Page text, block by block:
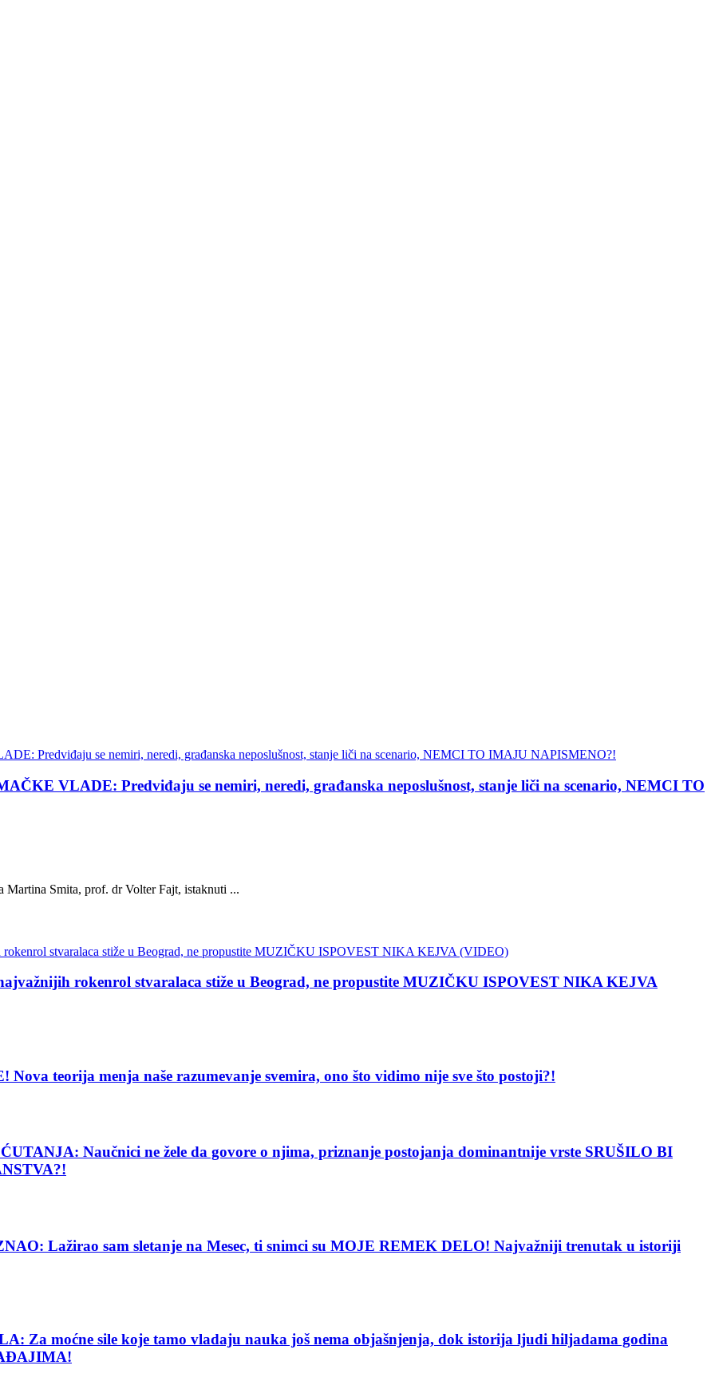
VLADE: Predviđaju se nemiri, neredi, građanska neposlušnost, stanje liči na scenario, NEMCI TO
Martina Smita, prof. dr Volter Fajt, istaknuti ...
rokenrol stvaralaca stiže u Beograd, ne propustite MUZIČKU ISPOVEST NIKA KEJVA
teorija menja naše razumevanje svemira, ono što vidimo nije sve što postoji?!
Naučnici ne žele da govore o njima, priznanje postojanja dominantnije vrste SRUŠILO BI
Lažirao sam sletanje na Mesec, ti snimci su MOJE REMEK DELO! Najvažniji trenutak u istoriji
Za moćne sile koje tamo vladaju nauka još nema objašnjenja, dok istorija ljudi hiljadama godina